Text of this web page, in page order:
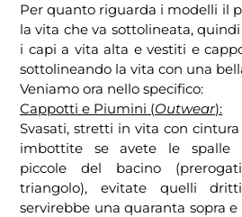
Per quanto riguarda i modelli il
la vita che va sottolineata,
i capi a vita alta e vestiti e
sottolineando la vita con una
Veniamo ora nello specifico:
Cappotti e Piumini (Outwear):
Svasati, stretti in vita con
imbottite se avete le spalle
piccole del bacino
triangolo), evitate quelli
servirebbe una quaranta sopra